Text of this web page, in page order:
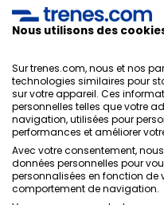
protection des données
ONLINE TRAVEL
Nous utilisons des
Sur trenes.com, nous et nos
technologies similaires pour
sur votre appareil. Ces
personnelles telles que votre
navigation, utilisées pour
performances et améliorer
Avec votre consentement,
données personnelles pour
personnalisées en fonction de
comportement de navigation.